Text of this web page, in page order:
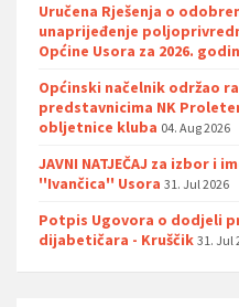
Uručena Rješenja o
unaprijeđenje
Općine Usora za 2026.
Općinski načelnik održao
predstavnicima NK
obljetnice kluba 04. Aug 2026
JAVNI NATJEČAJ za izbor i
''Ivančica'' Usora 31. Jul 2026
Potpis Ugovora o dodjeli
dijabetičara - Kruščik 31. Jul